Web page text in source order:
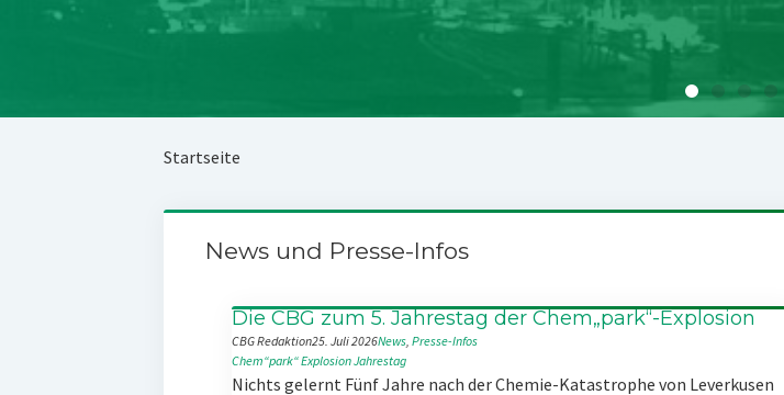
Startseite
News und Presse-Infos
Die CBG zum 5. Jahrestag der Chem„park“-Explosion
CBG Redaktion25. Juli 2026News, Presse-Infos
Chem“park“ExplosionJahrestag
Nichts gelernt Fünf Jahre nach der Chemie-Katastrophe von Leverkusen